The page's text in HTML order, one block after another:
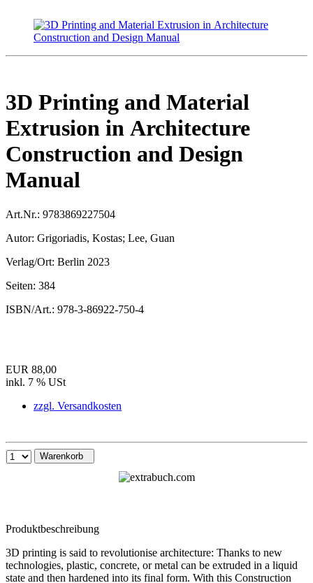
3D Printing and Material
Extrusion in Architecture
Construction and Design
Manual
Art.Nr.: 9783869227504
Autor: Grigoriadis, Kostas; Lee, Guan
Verlag/Ort: Berlin 2023
Seiten: 384
ISBN/Art.: 978-3-86922-750-4
EUR 88,00
inkl. 7 % USt
zzgl. Versandkosten
Warenkorb
Produktbeschreibung
3D printing is said to ­revolutionise archi­tecture: Thanks to new
technologies, plastic, concrete, or metal can be extruded in a liquid
state and then hardened into its final form. With this­ ­Construction